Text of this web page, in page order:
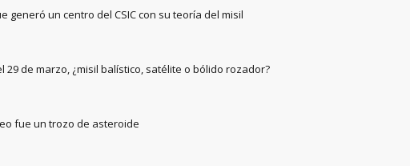
un centro del CSIC con su teoría del misil
29 de marzo, ¿misil balístico, satélite o bólido rozador?
fue un trozo de asteroide